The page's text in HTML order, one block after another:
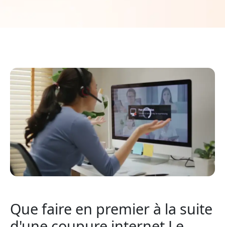
Que faire en premier à la suite